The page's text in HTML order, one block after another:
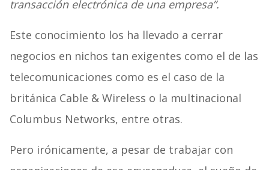
transacción electrónica de una empresa”.
Este conocimiento los ha llevado a cerrar
negocios en nichos tan exigentes como el de las
telecomunicaciones como es el caso de la
británica Cable & Wireless o la multinacional
Columbus Networks, entre otras.
Pero irónicamente, a pesar de trabajar con